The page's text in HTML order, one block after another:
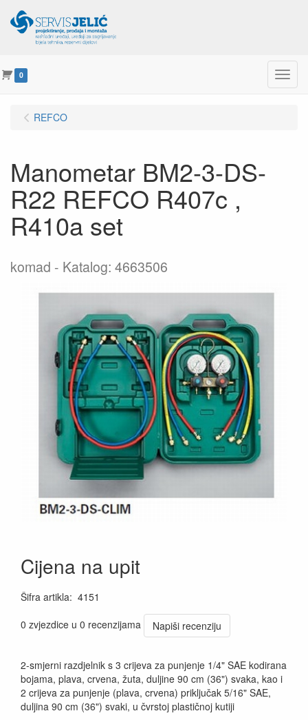
0 Menu
REFCO
Manometar BM2-3-DS-
R22 REFCO R407c ,
R410a set
komad Katalog: 4663506
Cijena na upit
Šifra artikla: 4151
0 zvjezdice u 0 recenzijama
Napiši recenziju
2-smjerni razdjelnik s 3 crijeva za punjenje 1/4" SAE kodirana
bojama, plava, crvena, žuta, duljine 90 cm (36") svaka, kao i
2 crijeva za punjenje (plava, crvena) priključak 5/16" SAE,
duljina 90 cm (36") svaki, u čvrstoj plastičnoj kutiji